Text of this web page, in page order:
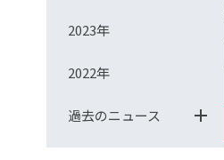
2023年
2022年
過去のニュース